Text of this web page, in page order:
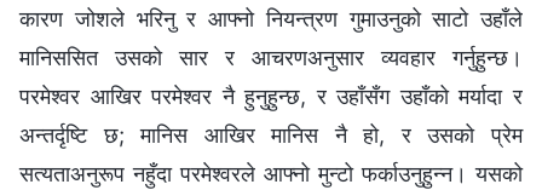
कारण जोशले भरिनु र आफ्‍नो नियन्त्रण गुमाउनुको साटो उहाँले
मानिससित उसको सार र आचरणअनुसार व्यवहार गर्नुहुन्छ।
परमेश्‍वर आखिर परमेश्‍वर नै हुनुहुन्छ, र उहाँसँग उहाँको मर्यादा र
अन्तर्दृष्टि छ; मानिस आखिर मानिस नै हो, र उसको प्रेम
सत्यताअनुरूप नहुँदा परमेश्‍वरले आफ्नो मुन्टो फर्काउनुहुन्न। यसको